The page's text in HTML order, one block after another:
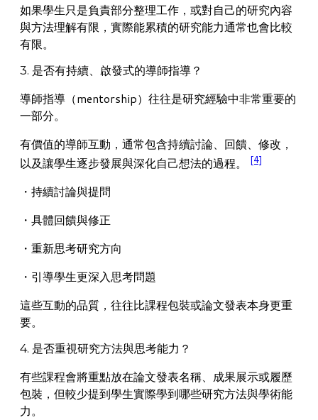
如果學生只是負責部分整理工作，或對自己的研究內容
與方法理解有限，實際能累積的研究能力通常也會比較
有限。
3. 是否有持續、啟發式的導師指導？
導師指導（mentorship）往往是研究經驗中非常重要的
一部分。
有價值的導師互動，通常包含持續討論、回饋、修改，
以及讓學生逐步發展與深化自己想法的過程。
[4]
・持續討論與提問
・具體回饋與修正
・重新思考研究方向
・引導學生更深入思考問題
這些互動的品質，往往比課程包裝或論文發表本身更重
要。
4. 是否重視研究方法與思考能力？
有些課程會將重點放在論文發表名稱、成果展示或履歷
包裝，但較少提到學生實際學到哪些研究方法與學術能
力。